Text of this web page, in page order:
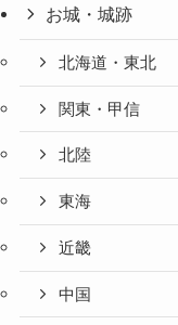
お城・城跡
北海道・東北
関東・甲信
北陸
東海
近畿
中国